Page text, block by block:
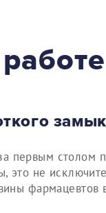
первым столом
это не